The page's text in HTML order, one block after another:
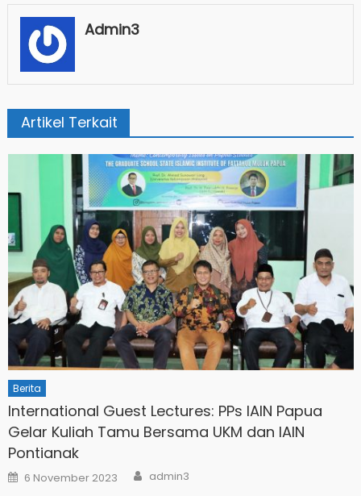
Admin3
Artikel Terkait
Berita
International Guest Lectures: PPs IAIN Papua
Gelar Kuliah Tamu Bersama UKM dan IAIN
Pontianak
Posted
on
6 November 2023 Author
admin3